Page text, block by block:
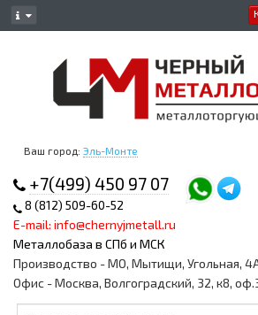
Ваш город: Эль-Монте
+7(499) 450 97 07
8 (812) 509-60-52
E-mail: info@chernyjmetall.ru
Металлобаза в СПб и МСК
Производство - МО, Мытищи, Угольная,
Офис - Москва, Волгоградский, 32, к8,